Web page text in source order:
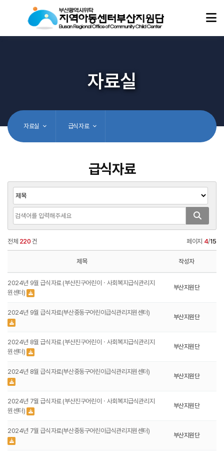
자료실
자료실 급식자료
급식자료
전체 220 건 페이지 4/15
제목 작성자
2024년 9월 급식자료 (부산진구어린이ㆍ사회복지급식관리지
원센터)
부산지원단
2024년 9월 급식자료(부산중동구어린이급식관리지원센터)
부산지원단
2024년 8월 급식자료 (부산진구어린이ㆍ사회복지급식관리지
원센터)
부산지원단
2024년 8월 급식자료(부산중동구어린이급식관리지원센터)
부산지원단
2024년 7월 급식자료 (부산진구어린이ㆍ사회복지급식관리지
원센터)
부산지원단
2024년 7월 급식자료(부산중동구어린이급식관리지원센터)
부산지원단